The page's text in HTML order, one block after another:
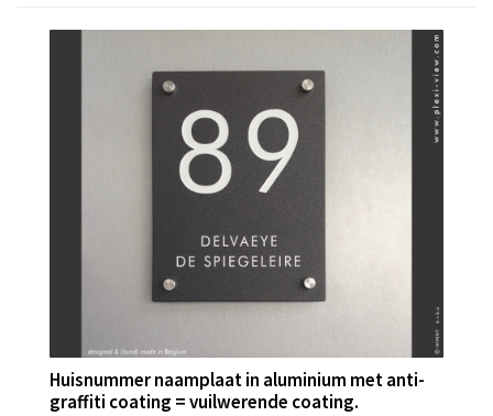
Huisnummer naamplaat in aluminium metanti-
graffiti coating = vuilwerende coating.